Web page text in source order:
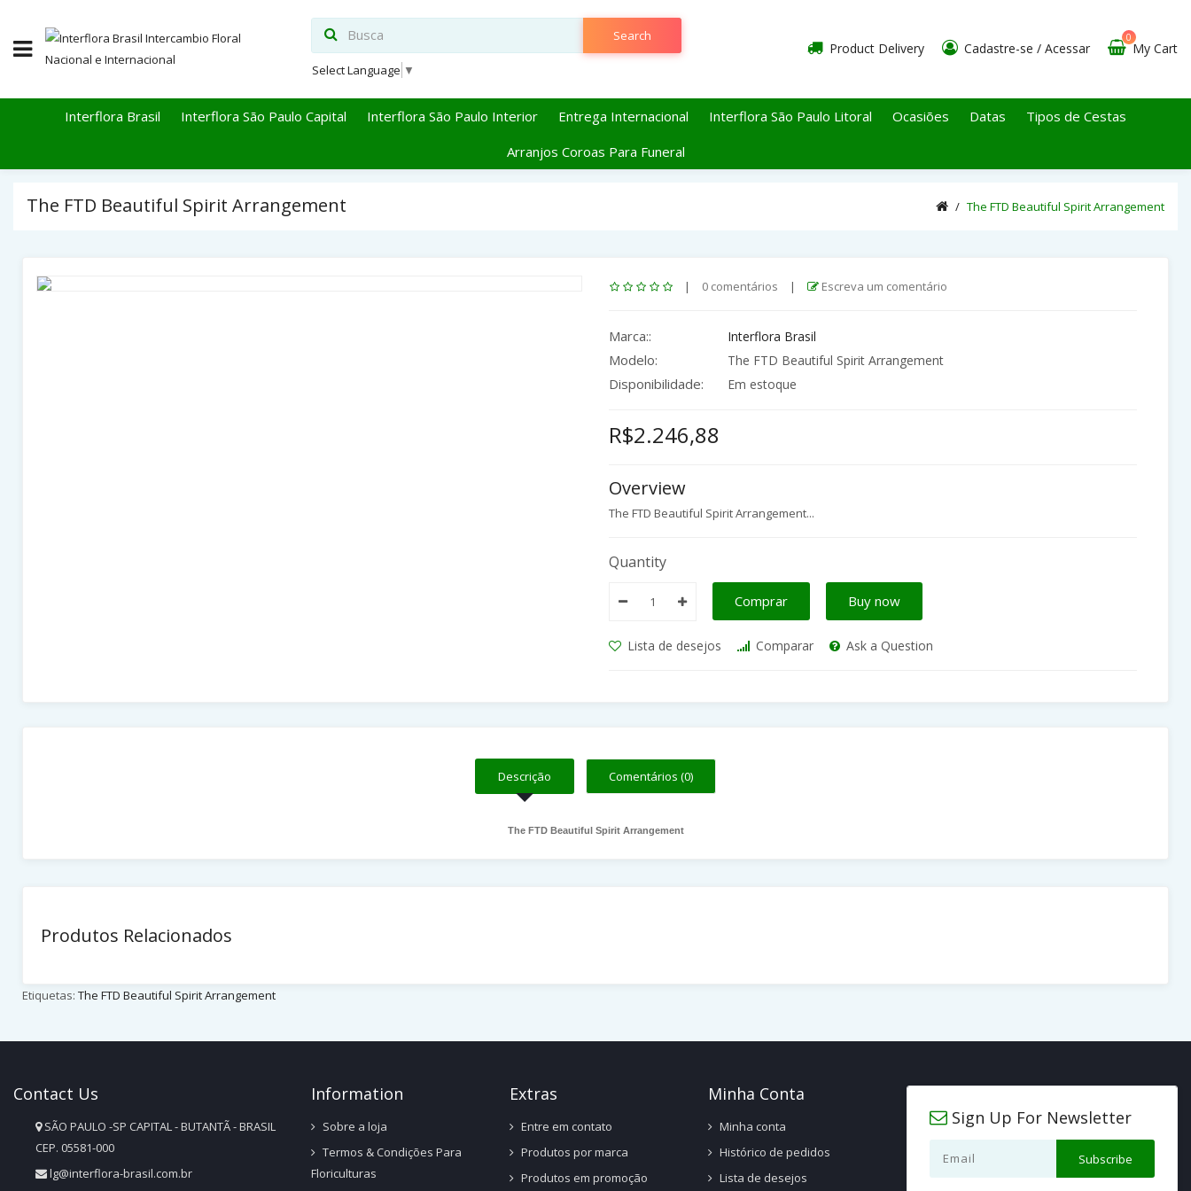
Search
Select Language ▼
Product Delivery Cadastre-se / Acessar My Cart
0
Interflora Brasil Interflora São Paulo Capital Interflora São Paulo Interior Entrega Internacional Interflora São Paulo Litoral Ocasiões Datas
Tipos de Cestas
Arranjos Coroas Para Funeral
The FTD Beautiful Spirit Arrangement The FTD Beautiful Spirit Arrangement
| 0 comentários | Escreva um comentário
Marca:: Interflora Brasil
Modelo: The FTD Beautiful Spirit Arrangement
Disponibilidade: Em estoque
R$2.246,88
Overview
The FTD Beautiful Spirit Arrangement...
Quantity
Comprar Buy now
Lista de desejos Comparar Ask a Question
Descrição Comentários (0)
The FTD Beautiful Spirit Arrangement
Produtos Relacionados
Etiquetas: The FTD Beautiful Spirit Arrangement
Contact Us
SÃO PAULO -SP CAPITAL - BUTANTÃ - BRASIL
CEP. 05581-000
lg@interflora-brasil.com.br
InforMation
Sobre a loja
Termos & Condições Para
Floriculturas
ExtRas
Entre em contato
Produtos por marca
Produtos em promoção
Minha Conta
Minha conta
Histórico de pedidos
Lista de desejos
Sign Up For Newsletter